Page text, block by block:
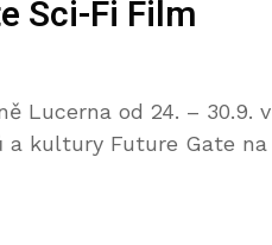
Sci-Fi Film
Lucerna od 24. – 30.9. v
a kultury Future Gate na